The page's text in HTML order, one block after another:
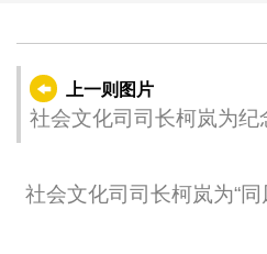
上一则图片
社会文化司司长柯岚为纪
社会文化司司长柯岚为“